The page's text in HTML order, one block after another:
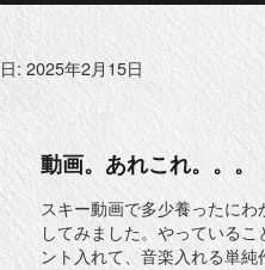
日: 2025年2月15日
動画。あれこれ。。。
スキー動画で多少養ったに
してみました。やっている
ント入れて、音楽入れる単